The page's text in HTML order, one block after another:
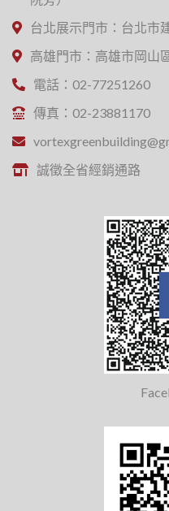
台北展示門市：台北市
高雄門市：高雄市岡山
電話：02-77251260
傳真：02-23881170
誠徵全省經銷通路